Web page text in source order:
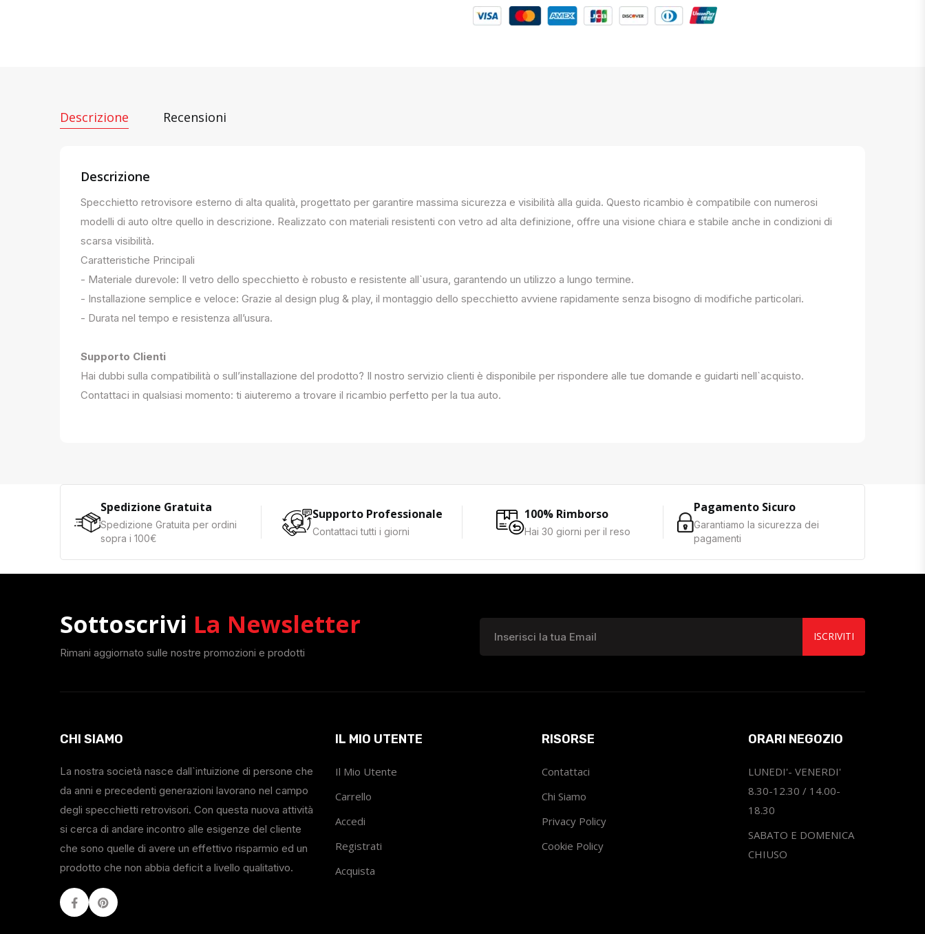
Descrizione Recensioni
Descrizione
Specchietto retrovisore esterno di alta qualità, progettato per garantire massima sicurezza e visibilità alla guida. Questo ricambio è compatibile con numerosi
modelli di auto oltre quello in descrizione. Realizzato con materiali resistenti con vetro ad alta definizione, offre una visione chiara e stabile anche in condizioni di
scarsa visibilità.
Caratteristiche Principali
- Materiale durevole: Il vetro dello specchietto è robusto e resistente all`usura, garantendo un utilizzo a lungo termine.
- Installazione semplice e veloce: Grazie al design plug & play, il montaggio dello specchietto avviene rapidamente senza bisogno di modifiche particolari.
- Durata nel tempo e resistenza all’usura.
Supporto Clienti
Hai dubbi sulla compatibilità o sull’installazione del prodotto? Il nostro servizio clienti è disponibile per rispondere alle tue domande e guidarti nell`acquisto.
Contattaci in qualsiasi momento: ti aiuteremo a trovare il ricambio perfetto per la tua auto.
Spedizione Gratuita
Spedizione Gratuita per ordini
sopra i 100€
Supporto Professionale
Contattaci tutti i giorni
100% Rimborso
Hai 30 giorni per il reso
Pagamento Sicuro
Garantiamo la sicurezza dei
pagamenti
Sottoscrivi La Newsletter
Rimani aggiornato sulle nostre promozioni e prodotti
ISCRIVITI
CHI SIAMO
La nostra società nasce dall`intuizione di persone che
da anni e precedenti generazioni lavorano nel campo
degli specchietti retrovisori. Con questa nuova attività
si cerca di andare incontro alle esigenze del cliente
che sono quelle di avere un effettivo risparmio ed un
prodotto che non abbia deficit a livello qualitativo.
FacebookYoutube
IL MIO UTENTE
Il Mio Utente
Carrello
Accedi
Registrati
Acquista
RISORSE
Contattaci
Chi Siamo
Privacy Policy
Cookie Policy
ORARI NEGOZIO
LUNEDI'- VENERDI'
8.30-12.30 / 14.00-
18.30
SABATO E DOMENICA
CHIUSO